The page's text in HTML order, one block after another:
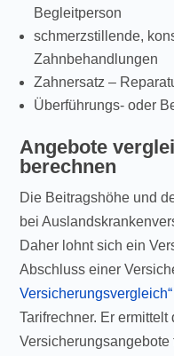
Begleitperson
schmerzstillende,
Zahnbehandlungen
Zahnersatz –
Überführungs- oder
Angebote
berechnen
Die Beitragshöhe und
bei
Daher lohnt sich ein
Abschluss einer
Versicherungsvergleich“
Tarifrechner. Er